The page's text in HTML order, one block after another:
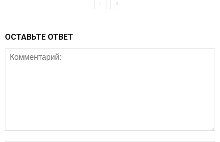
ОСТАВЬТЕ ОТВЕТ